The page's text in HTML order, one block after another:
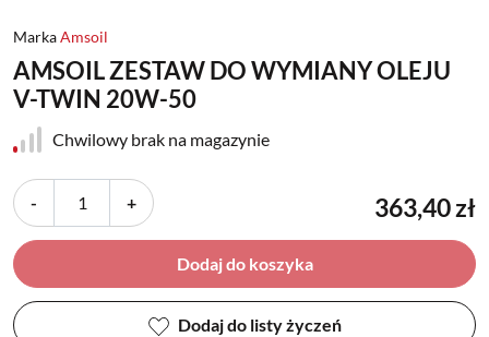
MarkaAmsoil
AMSOIL ZESTAW DO WYMIANY OLEJU
V-TWIN 20W-50
Chwilowy brak na magazynie
- + 363,40 zł
Dodaj do koszyka
Dodaj do listy życzeń